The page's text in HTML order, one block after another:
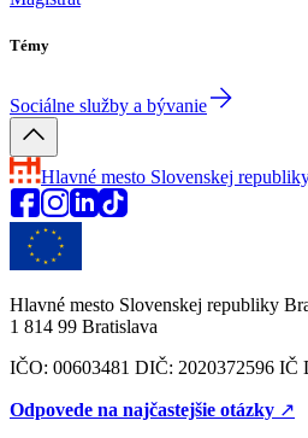
Témy
Sociálne služby a bývanie
Hlavné mesto Slovenskej
Hlavné mesto Slovenskej republiky
1 814 99 Bratislava
IČO: 00603481 DIČ: 2020372596 IČ
Odpovede na najčastejšie otázky ↗︎